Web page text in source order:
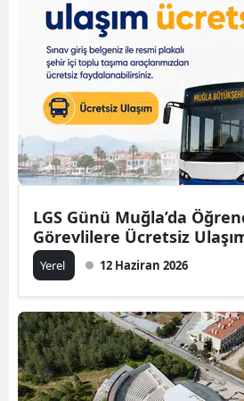
LGS Günü Muğla’da
Görevlilere Ücretsiz
Yerel 12 Haziran 2026